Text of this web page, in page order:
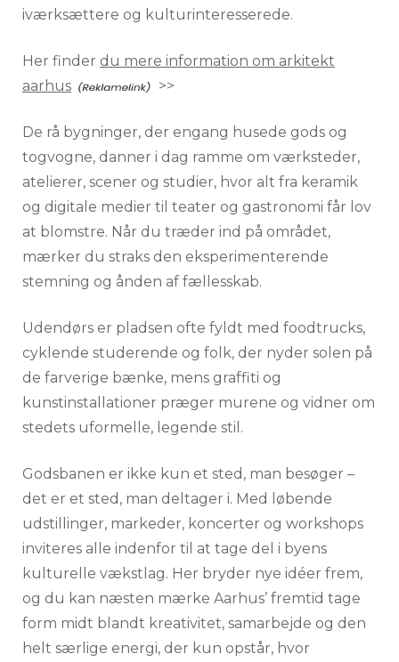
iværksættere og kulturinteresserede.
Her finder du mere information om arkitekt
aarhus
>>
De rå bygninger, der engang husede gods og
togvogne, danner i dag ramme om værksteder,
atelierer, scener og studier, hvor alt fra keramik
og digitale medier til teater og gastronomi får lov
at blomstre. Når du træder ind på området,
mærker du straks den eksperimenterende
stemning og ånden af fællesskab.
Udendørs er pladsen ofte fyldt med foodtrucks,
cyklende studerende og folk, der nyder solen på
de farverige bænke, mens graffiti og
kunstinstallationer præger murene og vidner om
stedets uformelle, legende stil.
Godsbanen er ikke kun et sted, man besøger –
det er et sted, man deltager i. Med løbende
udstillinger, markeder, koncerter og workshops
inviteres alle indenfor til at tage del i byens
kulturelle vækstlag. Her bryder nye idéer frem,
og du kan næsten mærke Aarhus’ fremtid tage
form midt blandt kreativitet, samarbejde og den
helt særlige energi, der kun opstår, hvor